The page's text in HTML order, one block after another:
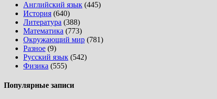
Английский язык (445)
История (640)
Литература (388)
Математика (773)
Окружающий мир (781)
Разное (9)
Русский язык (542)
Физика (555)
Популярные записи